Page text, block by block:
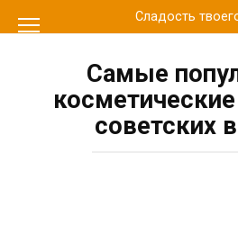
к
Сладость
Самые
советских